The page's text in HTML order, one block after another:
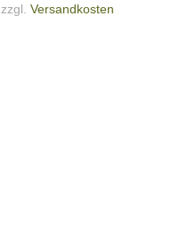
zzgl. Versandkosten